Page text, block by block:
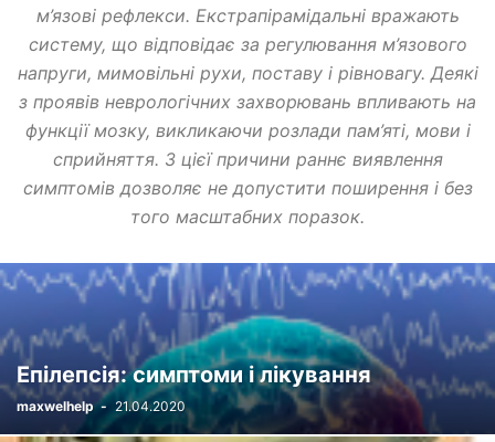
м’язові рефлекси. Екстрапірамідальні вражають
систему, що відповідає за регулювання м’язового
напруги, мимовільні рухи, поставу і рівновагу. Деякі
з проявів неврологічних захворювань впливають на
функції мозку, викликаючи розлади пам’яті, мови і
сприйняття. З цієї причини раннє виявлення
симптомів дозволяє не допустити поширення і без
того масштабних поразок.
Епілепсія: симптоми і лікування
maxwelhelp - 21.04.2020